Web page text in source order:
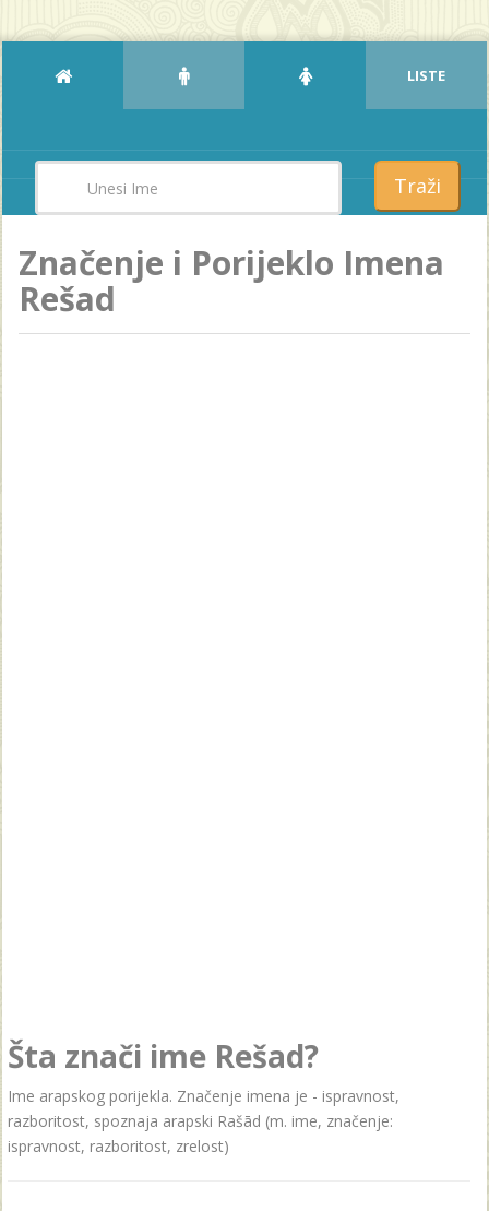
LISTE
Traži
Značenje i Porijeklo Imena
Rešad
Šta znači ime Rešad?
Ime arapskog porijekla. Značenje imena je - ispravnost,
razboritost, spoznaja arapski Rašād (m. ime, značenje:
ispravnost, razboritost, zrelost)